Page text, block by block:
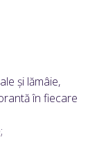
și lămâie,
în fiecare